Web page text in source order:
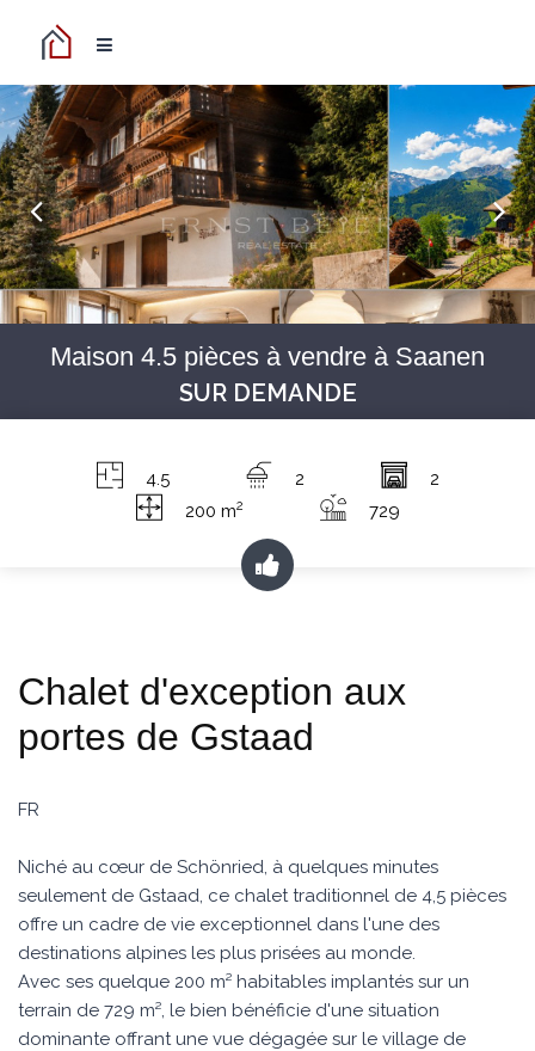
Maison 4.5 pièces à vendre à Saanen
SUR DEMANDE
4.5 2
2
200 m2 729
Chalet d'exception aux
portes de Gstaad
FR
Niché au cœur de Schönried, à quelques minutes
seulement de Gstaad, ce chalet traditionnel de 4,5 pièces
offre un cadre de vie exceptionnel dans l'une des
destinations alpines les plus prisées au monde.
Avec ses quelque 200 m² habitables implantés sur un
terrain de 729 m², le bien bénéficie d'une situation
dominante offrant une vue dégagée sur le village de